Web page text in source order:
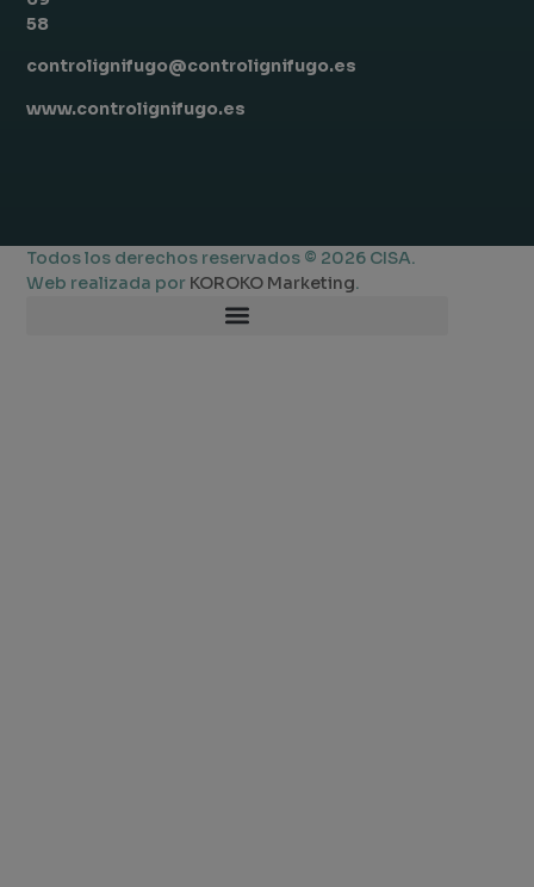
58
controlignifugo@controlignifugo.es
www.controlignifugo.es
Todos los derechos reservados © 2026 CISA.
Web realizada por KOROKO Marketing.